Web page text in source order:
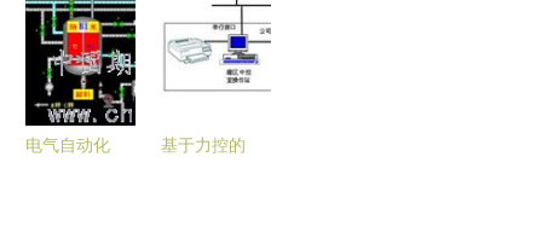
司SCADA
系统中的应
用
控制的新视
角
电气自动化
基于力控的